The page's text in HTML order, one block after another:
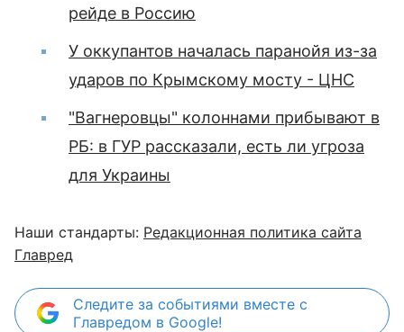
рейде в Россию
У оккупантов началась паранойя из-за
ударов по Крымскому мосту - ЦНС
"Вагнеровцы" колоннами прибывают в
РБ: в ГУР рассказали, есть ли угроза
для Украины
Наши стандарты: Редакционная политика сайта
Главред
Следите за событиями вместе с
Главредом в Google!